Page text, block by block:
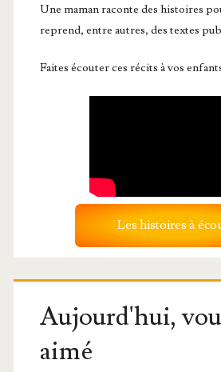
Une maman raconte des histoires
reprend, entre autres, des textes
Faites écouter ces récits à vos
Les histoires à
Aujourd'hui,
aimé